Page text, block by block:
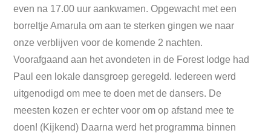
even na 17.00 uur aankwamen. Opgewacht met een
borreltje Amarula om aan te sterken gingen we naar
onze verblijven voor de komende 2 nachten.
Voorafgaand aan het avondeten in de Forest lodge had
Paul een lokale dansgroep geregeld. Iedereen werd
uitgenodigd om mee te doen met de dansers. De
meesten kozen er echter voor om op afstand mee te
doen! (Kijkend) Daarna werd het programma binnen